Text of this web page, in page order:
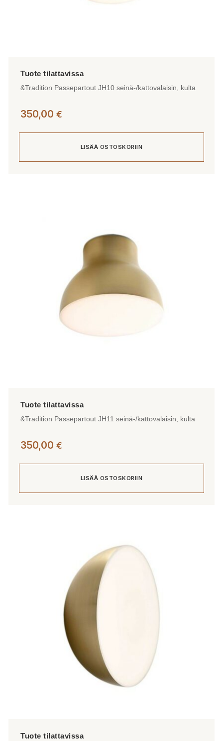
&Tradition Passepartout JH10 seinä-/kattovalaisin, kulta
350,00 €
LISÄÄ OSTOSKORIIN
&Tradition Passepartout JH11 seinä-/kattovalaisin, kulta
350,00 €
LISÄÄ OSTOSKORIIN